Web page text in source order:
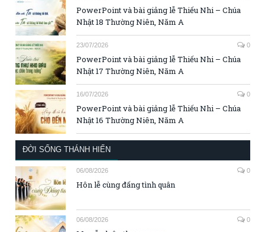
PowerPoint và bài giảng lễ Thiếu Nhi – Chúa
Nhật 18 Thường Niên, Năm A
23/07/2026 0
PowerPoint và bài giảng lễ Thiếu Nhi – Chúa
Nhật 17 Thường Niên, Năm A
16/07/2026 0
PowerPoint và bài giảng lễ Thiếu Nhi – Chúa
Nhật 16 Thường Niên, Năm A
ĐỜI SỐNG THÁNH HIẾN
06/08/2026 0
Hôn lễ cùng đấng tình quân
06/08/2026 0